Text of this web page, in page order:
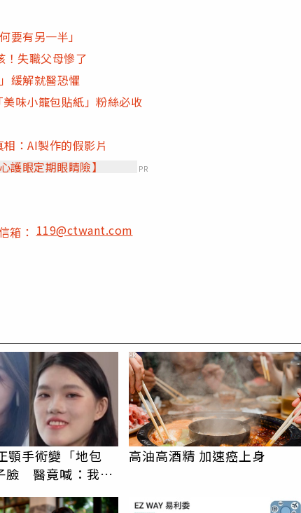
有另一半」
失職父母慘了
緩解就醫恐懼
味小籠包貼紙」粉絲必收
：AI製作的假影片
護眼定期眼睛險】
PR
箱：119@ctwant.com
顎手術變「地包
臉 醫竟喊：我喜
高油高酒精 加速癌上身
PR